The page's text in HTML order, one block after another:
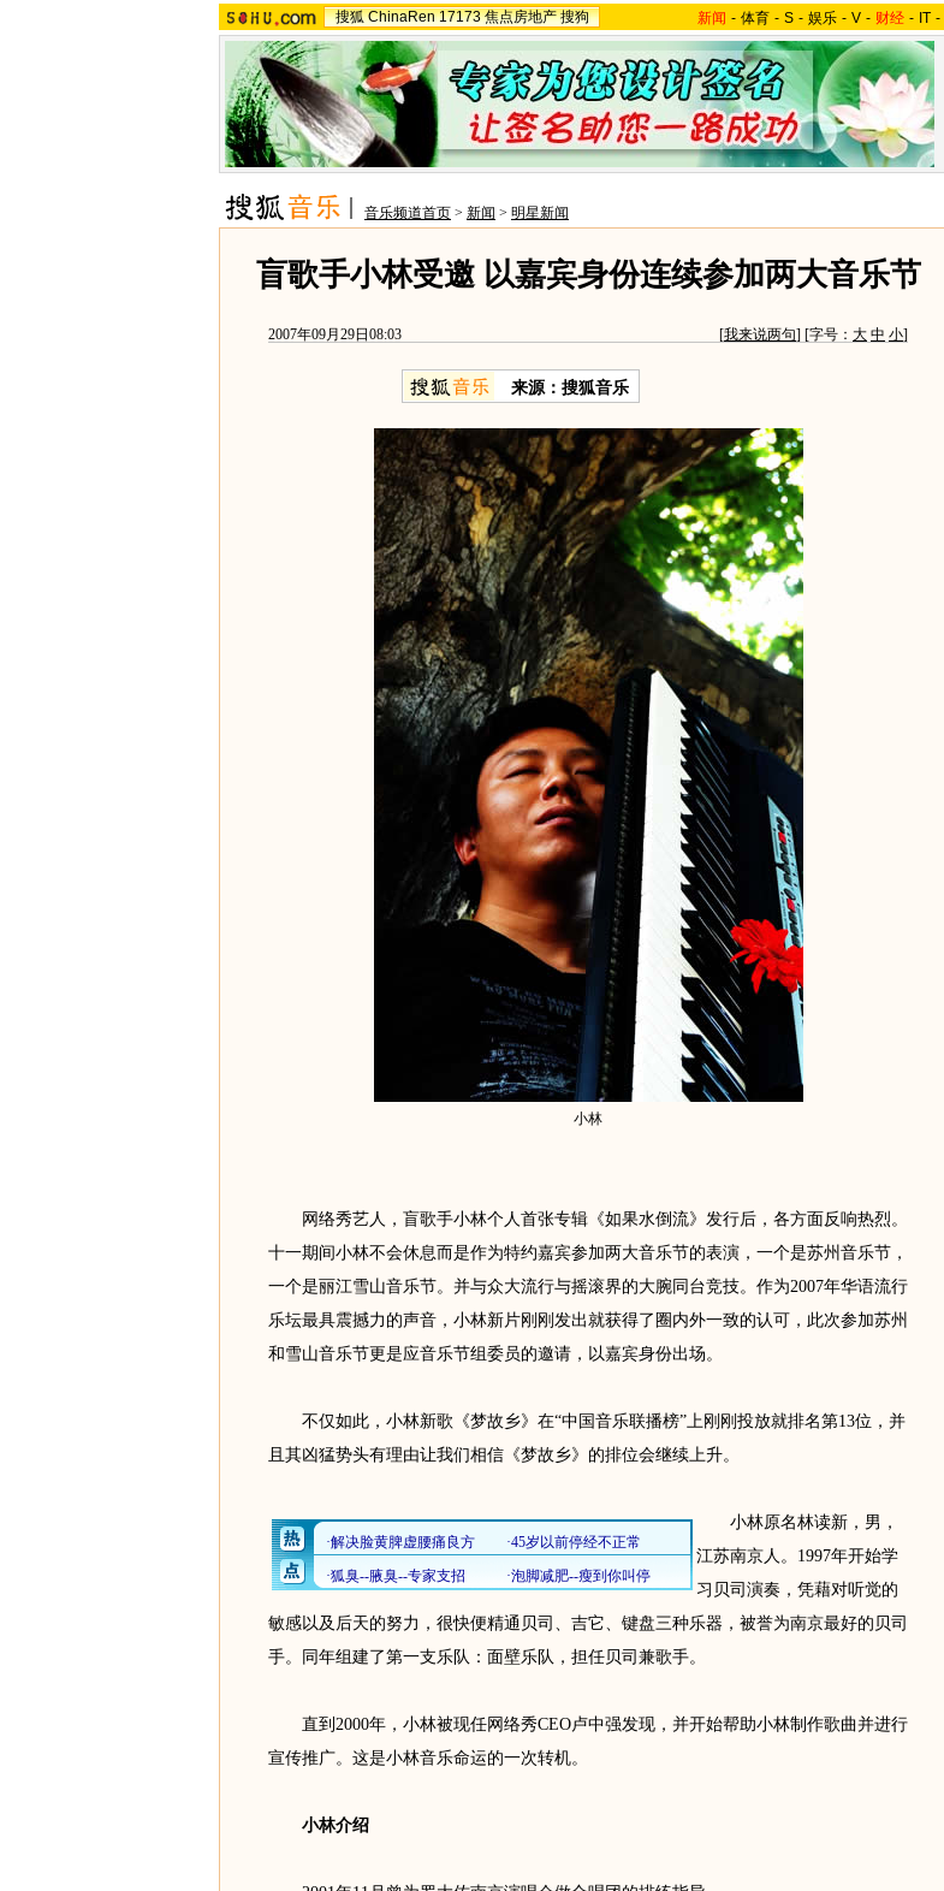
搜狐 ChinaRen 17173 焦点房地产 搜狗 新闻 - 体育 - S - 娱乐 - V - 财经 - IT -
音乐频道首页 > 新闻 > 明星新闻
盲歌手小林受邀 以嘉宾身份连续参加两大音乐节
2007年09月29日08:03 [我来说两句] [字号： 大 中 小]
来源：搜狐音乐
小林
网络秀艺人，盲歌手小林个人首张专辑《如果水倒流》发行后，各方面反响热烈。
十一期间小林不会休息而是作为特约嘉宾参加两大音乐节的表演，一个是苏州音乐节，
一个是丽江雪山音乐节。并与众大流行与摇滚界的大腕同台竞技。作为2007年华语流行
乐坛最具震撼力的声音，小林新片刚刚发出就获得了圈内外一致的认可，此次参加苏州
和雪山音乐节更是应音乐节组委员的邀请，以嘉宾身份出场。
不仅如此，小林新歌《梦故乡》在“中国音乐联播榜”上刚刚投放就排名第13位，并
且其凶猛势头有理由让我们相信《梦故乡》的排位会继续上升。
小林原名林读新，男，
江苏南京人。1997年开始学
习贝司演奏，凭藉对听觉的
敏感以及后天的努力，很快便精通贝司、吉它、键盘三种乐器，被誉为南京最好的贝司
手。同年组建了第一支乐队：面壁乐队，担任贝司兼歌手。
直到2000年，小林被现任网络秀CEO卢中强发现，并开始帮助小林制作歌曲并进行
宣传推广。这是小林音乐命运的一次转机。
小林介绍